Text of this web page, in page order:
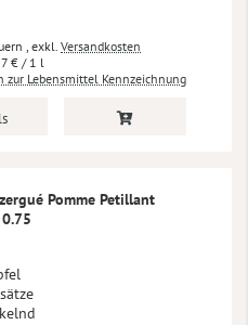
, exkl. Versandkosten
€ / 1 l
zur Lebensmittel Kennzeichnung
Pomme Petillant